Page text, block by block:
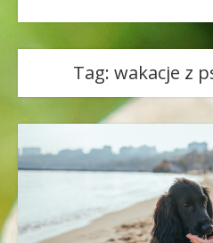
Tag: wakacje z